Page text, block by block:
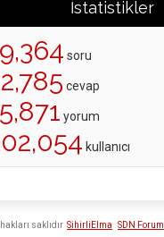
İstatistikler
soru
cevap
yorum
kullanıcı
SihirliElma SDN Forum
saklıdır